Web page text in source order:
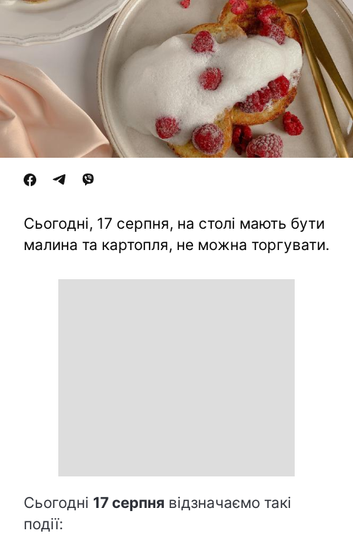
Сьогодні, 17 серпня, на столі мають бути
малина та картопля, не можна торгувати.
Сьогодні 17 серпня відзначаємо такі
події: